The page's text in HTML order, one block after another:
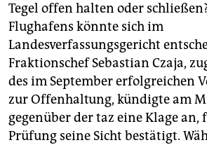
fragen & hilfe
unterstützen
abo
genossenschaft
epaper login
Tegel offen halten oder
Flughafens könnte sich im
Landesverfassungsgericht
Fraktionschef Sebastian Czaja,
des im September erfolgreichen
zur Offenhaltung, kündigte am
gegenüber der taz eine Klage
Prüfung seine Sicht bestätigt.